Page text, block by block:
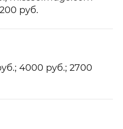
руб.
; 4000 руб.; 2700